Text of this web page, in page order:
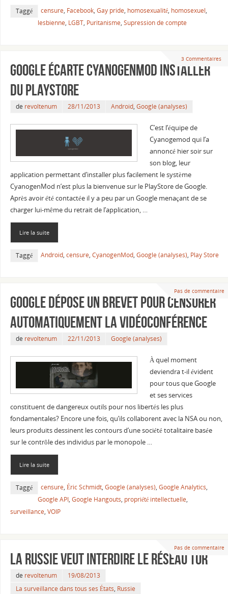
Taggé censure, Facebook, Gay pride, homosexualité, homosexuel,
lesbienne, LGBT, Puritanisme, Supression de compte
3 Commentaires
Google écarte CyanogenMod Installer
du Playstore
de revoltenum 28/11/2013 Android, Google (analyses)
C’est l’équipe de
Cyanogemod qui l’a
annoncé hier soir sur
son blog, leur
application permettant d’installer plus facilement le système
CyanogenMod n’est plus la bienvenue sur le PlayStore de Google.
Après avoir été contactée il y a peu par un Google menaçant de se
charger lui-même du retrait de l’application, …
Lire la suite
Taggé Android, censure, CyanogenMod, Google (analyses), Play Store
Pas de commentaire
Google dépose un brevet pour censurer
automatiquement la vidéoconférence
de revoltenum 22/11/2013 Google (analyses)
À quel moment
deviendra t-il évident
pour tous que Google
et ses services
constituent de dangereux outils pour nos libertés les plus
fondamentales? Encore une fois, qu’ils collaborent avec la NSA ou non,
leurs produits dessinent les contours d’une société totalitaire basée
sur le contrôle des individus par le monopole …
Lire la suite
Taggé censure, Éric Schmidt, Google (analyses), Google Analytics,
Google API, Google Hangouts, propriété intellectuelle,
surveillance, VOIP
Pas de commentaire
La Russie veut interdire le réseau Tor
de revoltenum
19/08/2013
La surveillance dans tous ses États, Russie